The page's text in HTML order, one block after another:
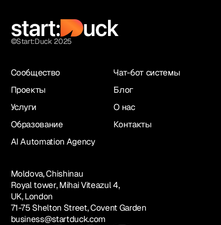
©Start:Duck 2025
Сообщество
Проекты
Услуги
Образование
AI Automation Agency
Чат-бот системы
Блог
О нас
Контакты
Moldova, Chishinau
Royal tower, Mihai Viteazul 4,
UK, London
71-75 Shelton Street, Covent Garden
business@startduck.com